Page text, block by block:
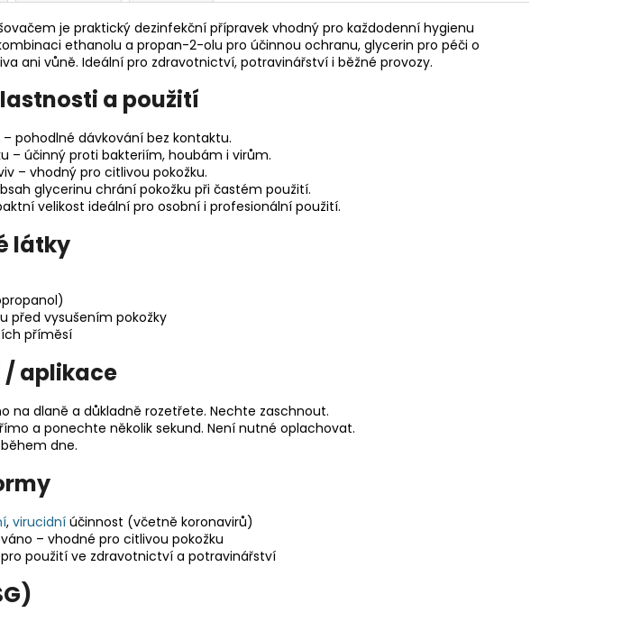
je praktický dezinfekční přípravek vhodný pro každodenní hygienu
ethanolu a propan-2-olu pro účinnou ochranu, glycerin pro péči o
ani vůně. Ideální pro zdravotnictví, potravinářství i běžné provozy.
a použití
pohodlné dávkování bez kontaktu.
– účinný proti bakteriím, houbám i virům.
– vhodný pro citlivou pokožku.
glycerinu chrání pokožku při častém použití.
velikost ideální pro osobní i profesionální použití.
látky
před vysušením pokožky
příměsí
/ aplikace
na dlaně a důkladně rozetřete. Nechte zaschnout.
a ponechte několik sekund. Není nutné oplachovat.
dne.
, virucidní účinnost (včetně koronavirů)
– vhodné pro citlivou pokožku
použití ve zdravotnictví a potravinářství